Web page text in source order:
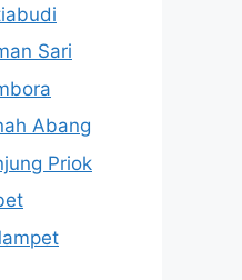
Sari
Abang
Priok